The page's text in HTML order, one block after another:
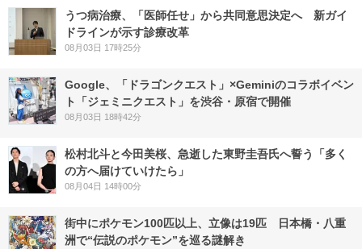
うつ病治療、「医師任せ」から共同意思決定へ 新ガイ
ドラインが示す診療改革
08月03日 17時25分
Google、「ドラゴンクエスト」×Geminiのコラボイベン
ト「ジェミニクエスト」を渋谷・原宿で開催
08月03日 18時42分
松村北斗と今田美桜、急逝した東野圭吾氏へ誓う「多く
の方へ届けていけたら」
08月04日 14時00分
街中にポケモン100匹以上、立像は19匹 日本橋・八重
洲で“伝説のポケモン”を巡る謎解き